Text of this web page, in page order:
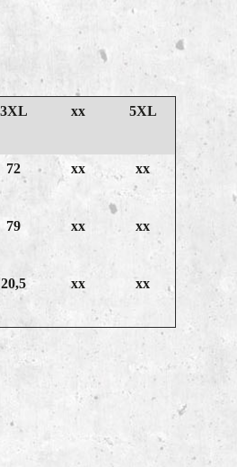
3XL xx 5XL
72 xx xx
79 xx xx
20,5 xx xx